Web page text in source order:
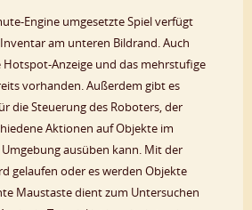
Engine umgesetzte Spiel verfügt
am unteren Bildrand. Auch
Anzeige und das mehrstufige
vorhanden. Außerdem gibt es
die Steuerung des Roboters, der
Aktionen auf Objekte im
ausüben kann. Mit der
gelaufen oder es werden Objekte
Maustaste dient zum Untersuchen